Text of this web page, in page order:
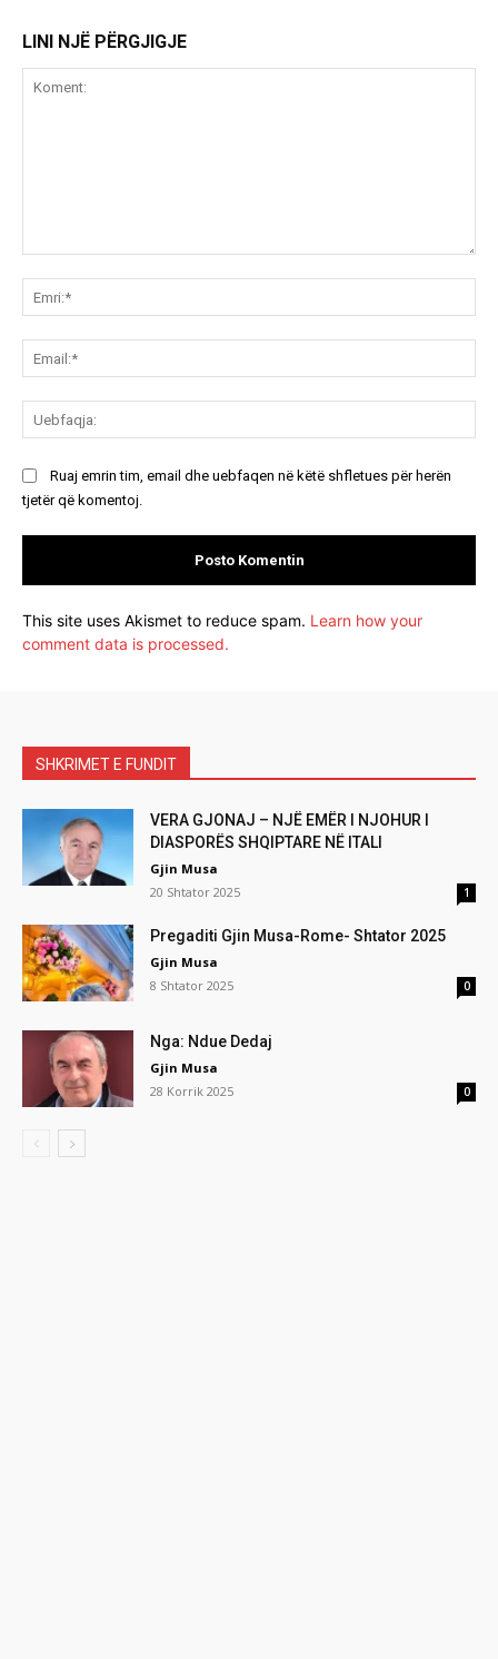
LINI NJË PËRGJIGJE
Ruaj emrin tim, email dhe uebfaqen në këtë shfletues për herën
tjetër që komentoj.
This site uses Akismet to reduce spam. Learn how your
comment data is processed.
SHKRIMET E FUNDIT
VERA GJONAJ – NJË EMËR I NJOHUR I
DIASPORËS SHQIPTARE NË ITALI
Gjin Musa
20 Shtator 2025
1
Pregaditi Gjin Musa-Rome- Shtator 2025
Gjin Musa
8 Shtator 2025
0
Nga: Ndue Dedaj
Gjin Musa
28 Korrik 2025
0